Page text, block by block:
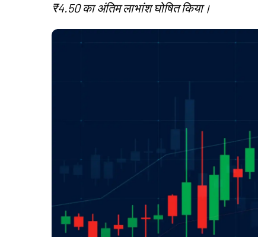
₹4.50 का अंतिम लाभांश घोषित किया।